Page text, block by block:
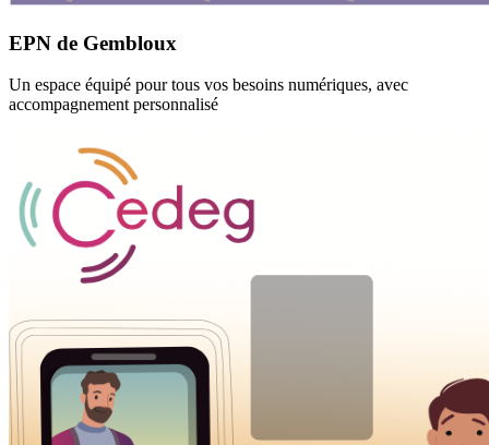
EPN de Gembloux
Un espace équipé pour tous vos besoins numériques, avec
accompagnement personnalisé